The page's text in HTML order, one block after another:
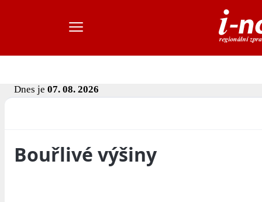
Dnes je 07. 08. 2026
Bouřlivé výšiny